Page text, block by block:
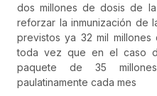
dos millones de dosis de
reforzar la inmunización de
previstos ya 32 mil
toda vez que en el caso
paquete de 35
paulatinamente cada mes